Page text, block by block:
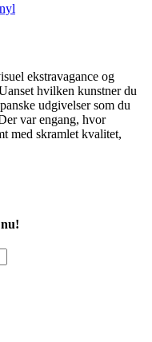
ekstravagance og
hvilken kunstner du
udgivelser som du
var engang, hvor
med skramlet kvalitet,